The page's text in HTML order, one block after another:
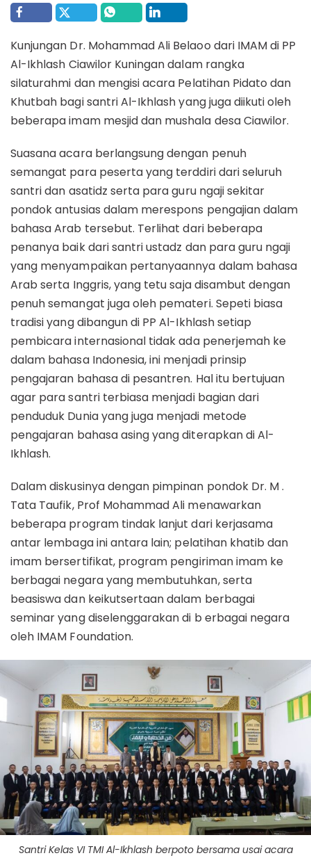
Kunjungan Dr. Mohammad Ali Belaoo dari IMAM di PP
Al-Ikhlash Ciawilor Kuningan dalam rangka
silaturahmi dan mengisi acara Pelatihan Pidato dan
Khutbah bagi santri Al-Ikhlash yang juga diikuti oleh
beberapa imam mesjid dan mushala desa Ciawilor.
Suasana acara berlangsung dengan penuh
semangat para peserta yang terddiri dari seluruh
santri dan asatidz serta para guru ngaji sekitar
pondok antusias dalam merespons pengajian dalam
bahasa Arab tersebut. Terlihat dari beberapa
penanya baik dari santri ustadz dan para guru ngaji
yang menyampaikan pertanyaannya dalam bahasa
Arab serta Inggris, yang tetu saja disambut dengan
penuh semangat juga oleh pemateri. Sepeti biasa
tradisi yang dibangun di PP Al-Ikhlash setiap
pembicara internasional tidak ada penerjemah ke
dalam bahasa Indonesia, ini menjadi prinsip
pengajaran bahasa di pesantren. Hal itu bertujuan
agar para santri terbiasa menjadi bagian dari
penduduk Dunia yang juga menjadi metode
pengajaran bahasa asing yang diterapkan di Al-
Ikhlash.
Dalam diskusinya dengan pimpinan pondok Dr. M .
Tata Taufik, Prof Mohammad Ali menawarkan
beberapa program tindak lanjut dari kerjasama
antar lembaga ini antara lain; pelatihan khatib dan
imam bersertifikat, program pengiriman imam ke
berbagai negara yang membutuhkan, serta
beasiswa dan keikutsertaan dalam berbagai
seminar yang diselenggarakan di b erbagai negara
oleh IMAM Foundation.
Santri Kelas VI TMI Al-Ikhlash berpoto bersama usai acara